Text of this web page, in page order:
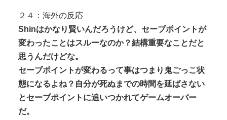
２４：海外の反応
Shinはかなり賢いんだろうけど、セーブポイントが
変わったことはスルーなのか？結構重要なことだと
思うんだけどな。
セーブポイントが変わるって事はつまり鬼ごっこ状
態になるよね？自分が死ぬまでの時間を延ばさない
とセーブポイントに追いつかれてゲームオーバー
だ。